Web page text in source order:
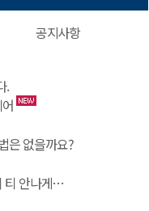
공지사항
디엘의원
.
은 없을까요?
티 안나게…